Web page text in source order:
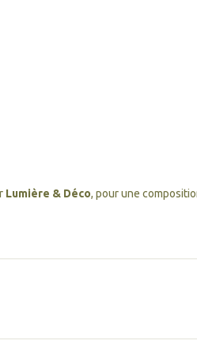
Lumière & Déco, pour une